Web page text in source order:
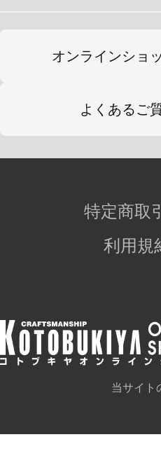
オンラインショ
よくあるご
特定商取
利用規
当サイト